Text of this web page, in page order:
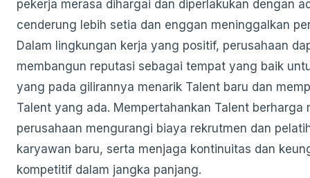
pekerja merasa dihargai dan diperlakukan dengan
cenderung lebih setia dan enggan meninggalkan
Dalam lingkungan kerja yang positif, perusahaan
membangun reputasi sebagai tempat yang baik
yang pada gilirannya menarik Talent baru dan
Talent yang ada. Mempertahankan Talent berharga
perusahaan mengurangi biaya rekrutmen dan
karyawan baru, serta menjaga kontinuitas dan
kompetitif dalam jangka panjang.